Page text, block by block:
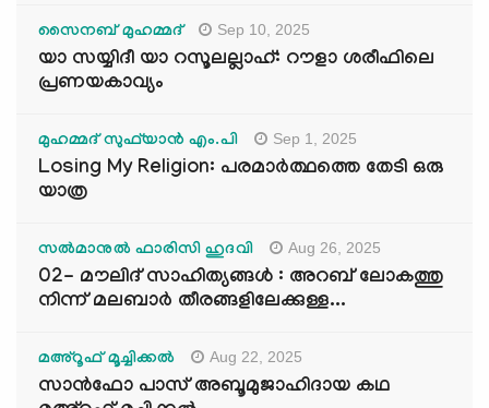
സൈനബ് മുഹമ്മദ് Sep 10, 2025
യാ സയ്യിദീ യാ റസൂലല്ലാഹ്: റൗളാ ശരീഫിലെ
പ്രണയകാവ്യം
മുഹമ്മദ് സുഫ്‌യാൻ എം.പി Sep 1, 2025
Losing My Religion: പരമാർത്ഥത്തെ തേടി ഒരു
യാത്ര
സൽമാനുൽ ഫാരിസി ഹുദവി Aug 26, 2025
02- മൗലിദ് സാഹിത്യങ്ങൾ : അറബ് ലോകത്തു
നിന്ന് മലബാർ തീരങ്ങളിലേക്കുള്ള...
മഅ്റൂഫ് മൂച്ചിക്കല്‍ Aug 22, 2025
സാൻഫോ പാസ് അബൂമുജാഹിദായ കഥ